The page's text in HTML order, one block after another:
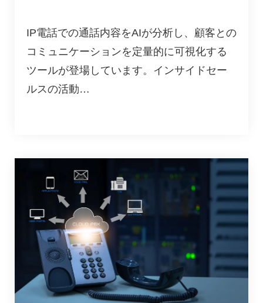
IP電話での通話内容をAIが分析し、顧客との
コミュニケーションを定量的に可視化する
ツールが登場しています。インサイドセー
ルスの活動…